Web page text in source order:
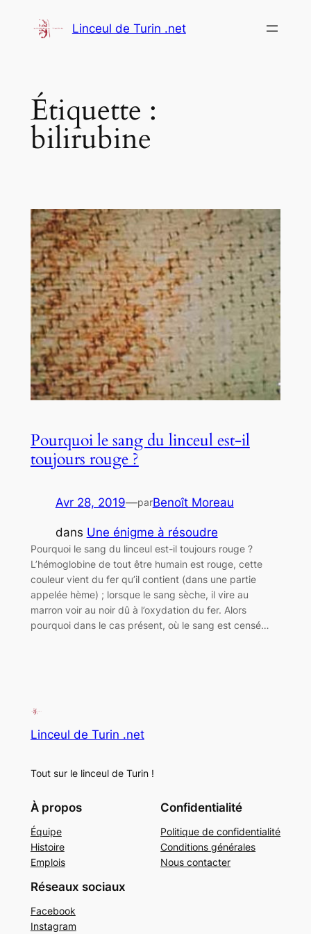
Linceul de Turin .net
Étiquette :
bilirubine
Pourquoi le sang du linceul est-il
toujours rouge ?
Avr 28, 2019—parBenoît Moreau
dans Une énigme à résoudre
Pourquoi le sang du linceul est-il toujours rouge ?
L’hémoglobine de tout être humain est rouge, cette
couleur vient du fer qu’il contient (dans une partie
appelée hème) ; lorsque le sang sèche, il vire au
marron voir au noir dû à l’oxydation du fer. Alors
pourquoi dans le cas présent, où le sang est censé…
Linceul de Turin .net
Tout sur le linceul de Turin !
À propos
Équipe
Histoire
Emplois
Confidentialité
Politique de confidentialité
Conditions générales
Nous contacter
Réseaux sociaux
Facebook
Instagram